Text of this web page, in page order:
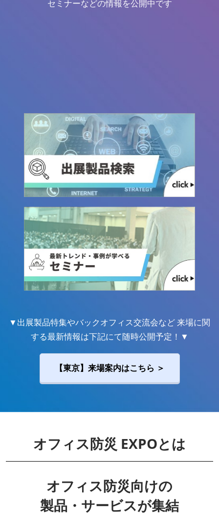
セミナーなどの情報を公開中です
▼出展製品特集やバックオフィス交流会など 来場に関
する最新情報は下記にて随時公開予定！▼
【東京】来場案内はこちら ＞
オフィス防災 EXPOとは
オフィス防災向けの
製品・サービスが集結